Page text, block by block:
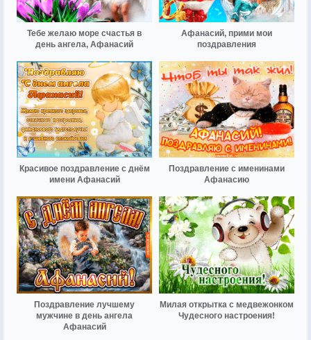
Тебе желаю море счастья в
день ангела, Афанасий
Афанасий, прими мои
поздравления
Красивое поздравление с днём
имени Афанасий
Поздравление с именинами
Афанасию
Поздравление лучшему
мужчине в день ангела
Афанасий
Милая открытка с медвежонком
Чудесного настроения!